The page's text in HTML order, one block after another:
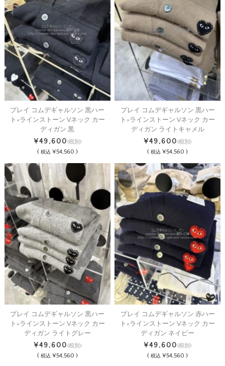
プレイ コムデギャルソン 黒ハー
ト×ラインストーン Vネック カー
ディガン 黒
¥49,600(税別)
( 税込 ¥54,560 )
プレイ コムデギャルソン 黒ハー
ト×ラインストーン Vネック カー
ディガン ライトキャメル
¥49,600(税別)
(税込 ¥54,560 )
プレイ コムデギャルソン 黒ハー
ト×ラインストーン Vネック カー
ディガン ライトグレー
¥49,600(税別)
( 税込 ¥54,560 )
プレイ コムデギャルソン 赤ハー
ト×ラインストーン Vネック カー
ディガン ネイビー
¥49,600(税別)
(税込 ¥54,560 )